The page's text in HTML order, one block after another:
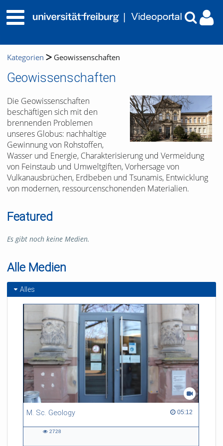
Kategorien Geowissenschaften
Geowissenschaften
Die Geowissenschaften
beschäftigen sich mit den
brennenden Problemen
unseres Globus: nachhaltige
Gewinnung von Rohstoffen,
Wasser und Energie, Charakterisierung und Vermeidung
von Feinstaub und Umweltgiften, Vorhersage von
Vulkanausbrüchen, Erdbeben und Tsunamis, Entwicklung
von modernen, ressourcenschonenden Materialien.
Featured
Es gibt noch keine Medien.
Alle Medien
Alles
M. Sc. Geology 05:12
05:12 duration
2728